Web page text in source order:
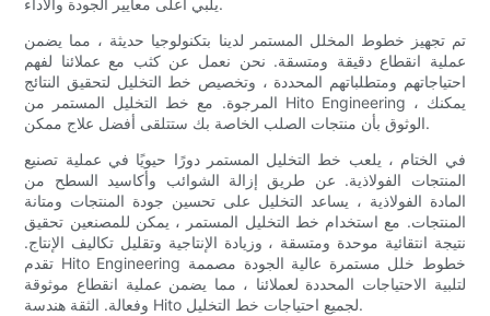
يلبي أعلى معايير الجودة والأداء.
تم تجهيز خطوط المخلل المستمر لدينا بتكنولوجيا حديثة ، مما يضمن
عملية انقطاع دقيقة ومتسقة. نحن نعمل عن كثب مع عملائنا لفهم
احتياجاتهم ومتطلباتهم المحددة ، وتخصيص خط التخليل لتحقيق النتائج
المرجوة. مع خط التخليل المستمر من Hito Engineering ، يمكنك
الوثوق بأن منتجات الصلب الخاصة بك ستتلقى أفضل علاج ممكن.
في الختام ، يلعب خط التخليل المستمر دورًا حيويًا في عملية تصنيع
المنتجات الفولاذية. عن طريق إزالة الشوائب وأكاسيد السطح من
المادة الفولاذية ، يساعد التخليل على تحسين جودة المنتجات ومتانة
المنتجات. مع استخدام خط التخليل المستمر ، يمكن للمصنعين تحقيق
نتيجة انتقائية موحدة ومتسقة ، وزيادة الإنتاجية وتقليل تكاليف الإنتاج.
تقدم Hito Engineering خطوط خلل مستمرة عالية الجودة مصممة
لتلبية الاحتياجات المحددة لعملائنا ، مما يضمن عملية انقطاع موثوقة
وفعالة. الثقة هندسة Hito لجميع احتياجات خط التخليل.